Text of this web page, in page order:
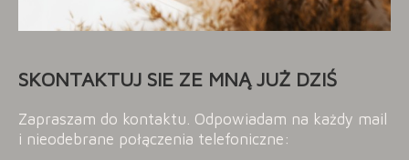
SKONTAKTUJ SIE ZE MNĄ JUŻ DZIŚ
Zapraszam do kontaktu. Odpowiadam na każdy mail
i nieodebrane połączenia telefoniczne: